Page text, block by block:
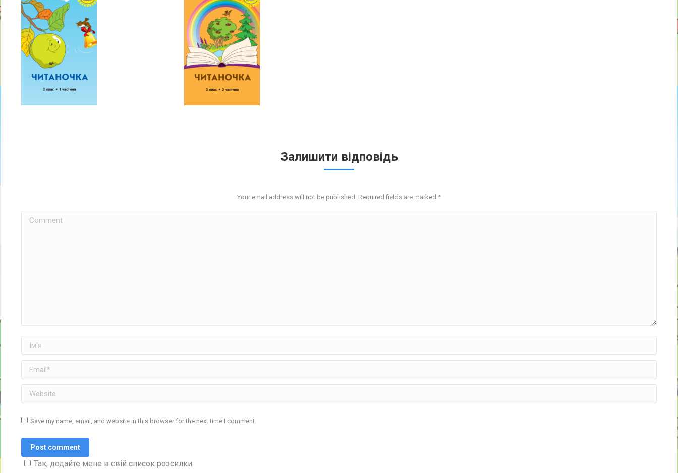
Залишити відповідь
Your email address will not be published. Required fields are marked *
Comment
Ім'я
Email *
Website
Save my name, email, and website in this browser for the next time I comment.
Post comment
Так, додайте мене в свій список розсилки.